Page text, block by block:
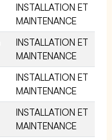
INSTALLATION ET
MAINTENANCE
INSTALLATION ET
MAINTENANCE
INSTALLATION ET
MAINTENANCE
INSTALLATION ET
MAINTENANCE